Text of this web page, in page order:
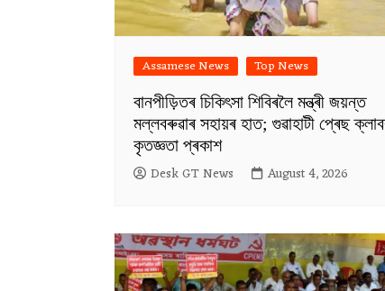
Assamese News Top News
বানপীড়িতৰ চিকিৎসা শিবিৰলৈ মন্ত্ৰী জয়ন্ত
মল্লবৰুৱাৰ সহায়ৰ হাত; গুৱাহাটী প্ৰেছ
কৃতজ্ঞতা প্ৰকাশ
Desk GT News August 4, 2026